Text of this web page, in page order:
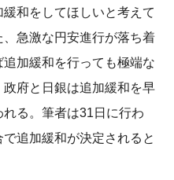
和をしてほしいと考えて
急激な円安進行が落ち着
加緩和を行っても極端な
府と日銀は追加緩和を早
る。筆者は31日に行わ
追加緩和が決定されると